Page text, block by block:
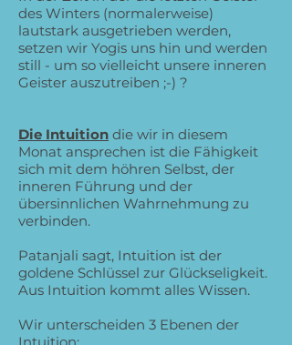
des Winters (normalerweise)
lautstark ausgetrieben werden,
setzen wir Yogis uns hin und werden
still - um so vielleicht unsere inneren
Geister auszutreiben ;-) ?
Die Intuition die wir in diesem
Monat ansprechen ist die Fähigkeit
sich mit dem höhren Selbst, der
inneren Führung und der
übersinnlichen Wahrnehmung zu
verbinden.
Patanjali sagt, Intuition ist der
goldene Schlüssel zur Glückseligkeit.
Aus Intuition kommt alles Wissen.
Wir unterscheiden 3 Ebenen der